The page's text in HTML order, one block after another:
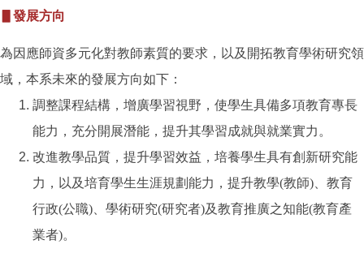
▋發展方向
為因應師資多元化對教師素質的要求，以及開拓教育學術研究領
域，本系未來的發展方向如下：
調整課程結構，增廣學習視野，使學生具備多項教育專長
能力，充分開展潛能，提升其學習成就與就業實力。
改進教學品質，提升學習效益，培養學生具有創新研究能
力，以及培育學生生涯規劃能力，提升教學(教師)、教育
行政(公職)、學術研究(研究者)及教育推廣之知能(教育產
業者)。